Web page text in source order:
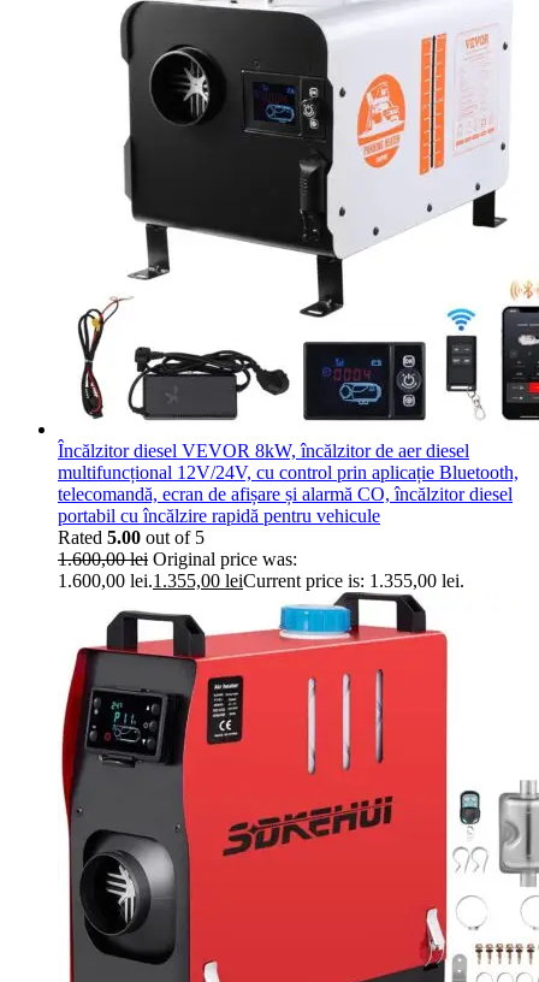
Încălzitor diesel VEVOR 8kW, încălzitor de aer diesel
multifuncțional 12V/24V, cu control prin aplicație Bluetooth,
telecomandă, ecran de afișare și alarmă CO, încălzitor diesel
portabil cu încălzire rapidă pentru vehicule
Rated 5.00 out of 5
1.600,00lei Original price was:
1.600,00 lei.1.355,00 leiCurrent price is: 1.355,00 lei.